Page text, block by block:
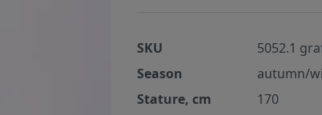
SKU
5052.1
Season
autumn/
Stature, cm
170